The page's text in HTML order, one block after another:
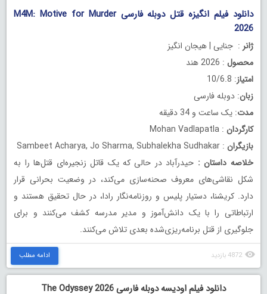
دانلود فیلم انگیزه قتل دوبله فارسی M4M: Motive for Murder
2026
ژانر : جنایی | هیجان انگیز
محصول : 2026 هند
امتیاز: 10/6.8
زبان: دوبله فارسی
مدت: یک ساعت و 34 دقیقه
کارگردان : Mohan Vadlapatla
بازیگران : Sambeet Acharya, Jo Sharma, Subhalekha Sudhakar
خلاصه داستان : حیدرآباد در حالی که یک قاتل زنجیره‌ای قتل‌ها را به
شکل نقاشی‌های معروف صحنه‌سازی می‌کند، در وضعیت بحرانی قرار
دارد. کریشنا، دستیار پلیس و روزنامه‌نگار رادا، در حال تحقیق هستند و
ارتباطاتی را با یک دانش‌آموز و مدیر مدرسه کشف می‌کنند و برای
جلوگیری از قتل برنامه‌ریزی‌شده بعدی تلاش می‌کنند.
4872 بازدید ادامه مطلب
دانلود فیلم اودیسه دوبله فارسی The Odyssey 2026